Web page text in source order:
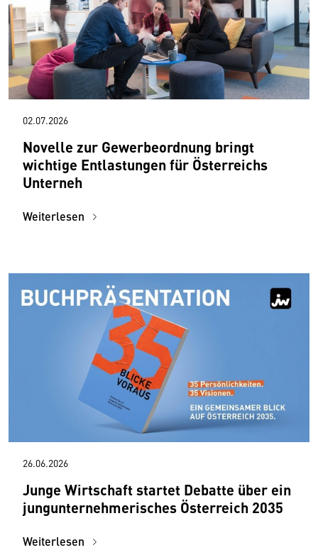
02.07.2026
Novelle zur Gewerbeordnung bringt
wichtige Entlastungen für Österreichs
Unterneh
Weiterlesen
26.06.2026
Junge Wirtschaft startet Debatte über ein
jungunternehmerisches Österreich 2035
Weiterlesen